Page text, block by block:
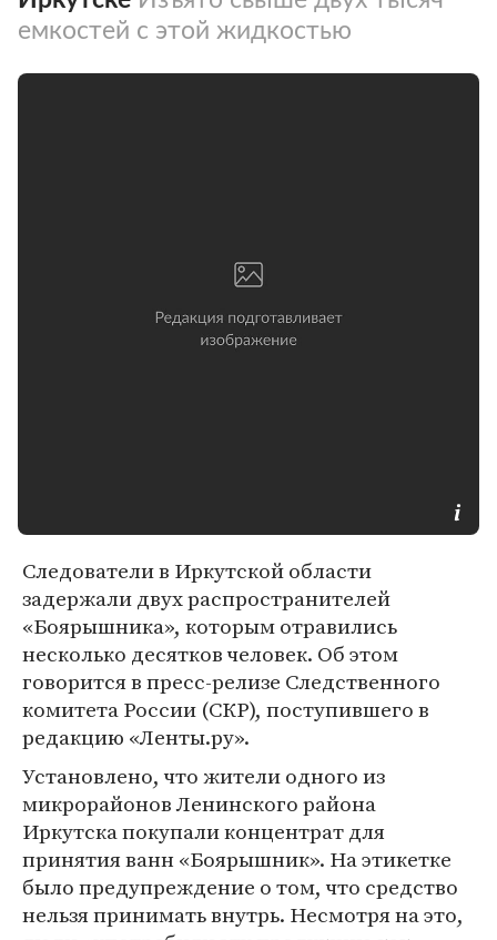
емкостей с этой жидкостью
Следователи в Иркутской области
задержали двух распространителей
«Боярышника», которым отравились
несколько десятков человек. Об этом
говорится в пресс-релизе Следственного
комитета России (СКР), поступившего в
редакцию «Ленты.ру».
Установлено, что жители одного из
микрорайонов Ленинского района
Иркутска покупали концентрат для
принятия ванн «Боярышник». На этикетке
было предупреждение о том, что средство
нельзя принимать внутрь. Несмотря на это,